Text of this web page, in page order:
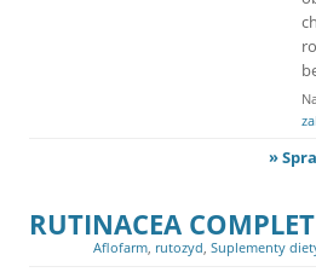
»
RUTINACEA
Aflofarm rutozyd Suplementy